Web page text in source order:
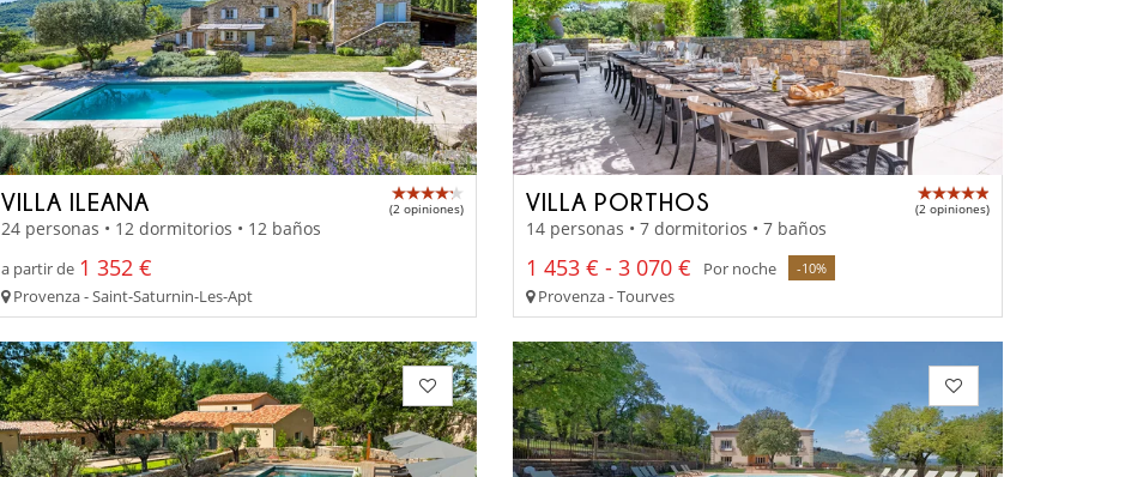
VILLA ILEANA (2 opiniones)
24 personas • 12 dormitorios • 12 baños
a partir de 1 352 €
Provenza - Saint-Saturnin-Les-Apt
VILLA PORTHOS (2 opiniones)
14 personas • 7 dormitorios • 7 baños
1 453 € - 3 070 € Por noche -10%
Provenza - Tourves